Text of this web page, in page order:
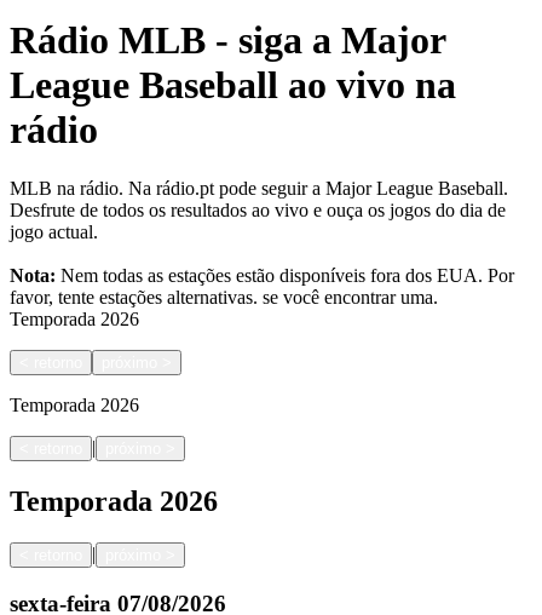
Rádio MLB - siga a Major
League Baseball ao vivo na
rádio
MLB na rádio. Na rádio.pt pode seguir a Major League Baseball.
Desfrute de todos os resultados ao vivo e ouça os jogos do dia de
jogo actual.
Nota: Nem todas as estações estão disponíveis fora dos EUA. Por
favor, tente estações alternativas. se você encontrar uma.
Temporada 2026
Temporada 2026
|
Temporada 2026
|
sexta-feira 07/08/2026